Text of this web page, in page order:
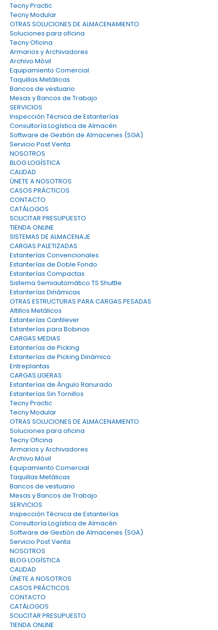
Tecny Practic
Tecny Modular
OTRAS SOLUCIONES DE ALMACENAMIENTO
Soluciones para oficina
Tecny Oficina
Armarios y Archivadores
Archivo Móvil
Equipamiento Comercial
Taquillas Metálicas
Bancos de vestuario
Mesas y Bancos de Trabajo
SERVICIOS
Inspección Técnica de Estanterías
Consultoría Logística de Almacén
Software de Gestión de Almacenes (SGA)
Servicio Post Venta
NOSOTROS
BLOG LOGÍSTICA
CALIDAD
ÚNETE A NOSOTROS
CASOS PRÁCTICOS
CONTACTO
CATÁLOGOS
SOLICITAR PRESUPUESTO
TIENDA ONLINE
SISTEMAS DE ALMACENAJE
CARGAS PALETIZADAS
Estanterías Convencionales
Estanterías de Doble Fondo
Estanterías Compactas
Sistema Semiautomático TS Shuttle
Estanterías Dinámicas
OTRAS ESTRUCTURAS PARA CARGAS PESADAS
Altillos Metálicos
Estanterías Cantilever
Estanterías para Bobinas
CARGAS MEDIAS
Estanterías de Picking
Estanterías de Picking Dinámico
Entreplantas
CARGAS LIGERAS
Estanterías de Ángulo Ranurado
Estanterías Sin Tornillos
Tecny Practic
Tecny Modular
OTRAS SOLUCIONES DE ALMACENAMIENTO
Soluciones para oficina
Tecny Oficina
Armarios y Archivadores
Archivo Móvil
Equipamiento Comercial
Taquillas Metálicas
Bancos de vestuario
Mesas y Bancos de Trabajo
SERVICIOS
Inspección Técnica de Estanterías
Consultoría Logística de Almacén
Software de Gestión de Almacenes (SGA)
Servicio Post Venta
NOSOTROS
BLOG LOGÍSTICA
CALIDAD
ÚNETE A NOSOTROS
CASOS PRÁCTICOS
CONTACTO
CATÁLOGOS
SOLICITAR PRESUPUESTO
TIENDA ONLINE